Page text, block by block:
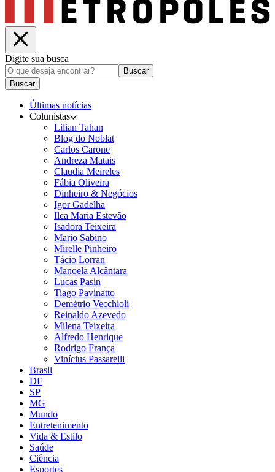
Digite sua busca
Buscar
Buscar
Últimas notícias
Colunistas
Lilian Tahan
Blog do Noblat
Carlos Carone
Andreza Matais
Claudia Meireles
Fábia Oliveira
Dinheiro & Negócios
Igor Gadelha
Ilca Maria Estevão
Isadora Teixeira
Mario Sabino
Mirelle Pinheiro
Tácio Lorran
Manoela Alcântara
Lucas Pasin
Tiago Pavinatto
Demétrio Vecchioli
Reinaldo Azevedo
Milena Teixeira
Alfredo Henrique
Rodrigo França
Vinícius Passarelli
Brasil
DF
SP
MG
Mundo
Entretenimento
Vida & Estilo
Saúde
Ciência
Esportes